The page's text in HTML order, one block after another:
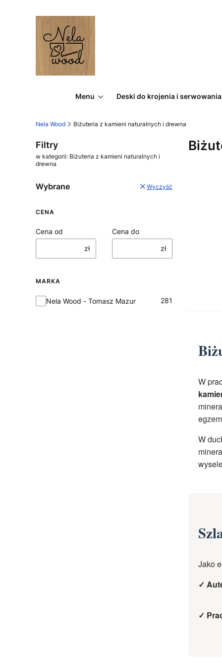
Menu Deski do krojenia i serwowania
Nela Wood Biżuteria z kamieni naturalnych i drewna
Filtry
w kategorii: Biżuteria z kamieni naturalnych i
drewna
Wybrane Wyczyść
CENA
Cena od
zł
Cena do
zł
MARKA
Marka
Nela Wood - Tomasz Mazur 281
W
W
Jako
✓
✓